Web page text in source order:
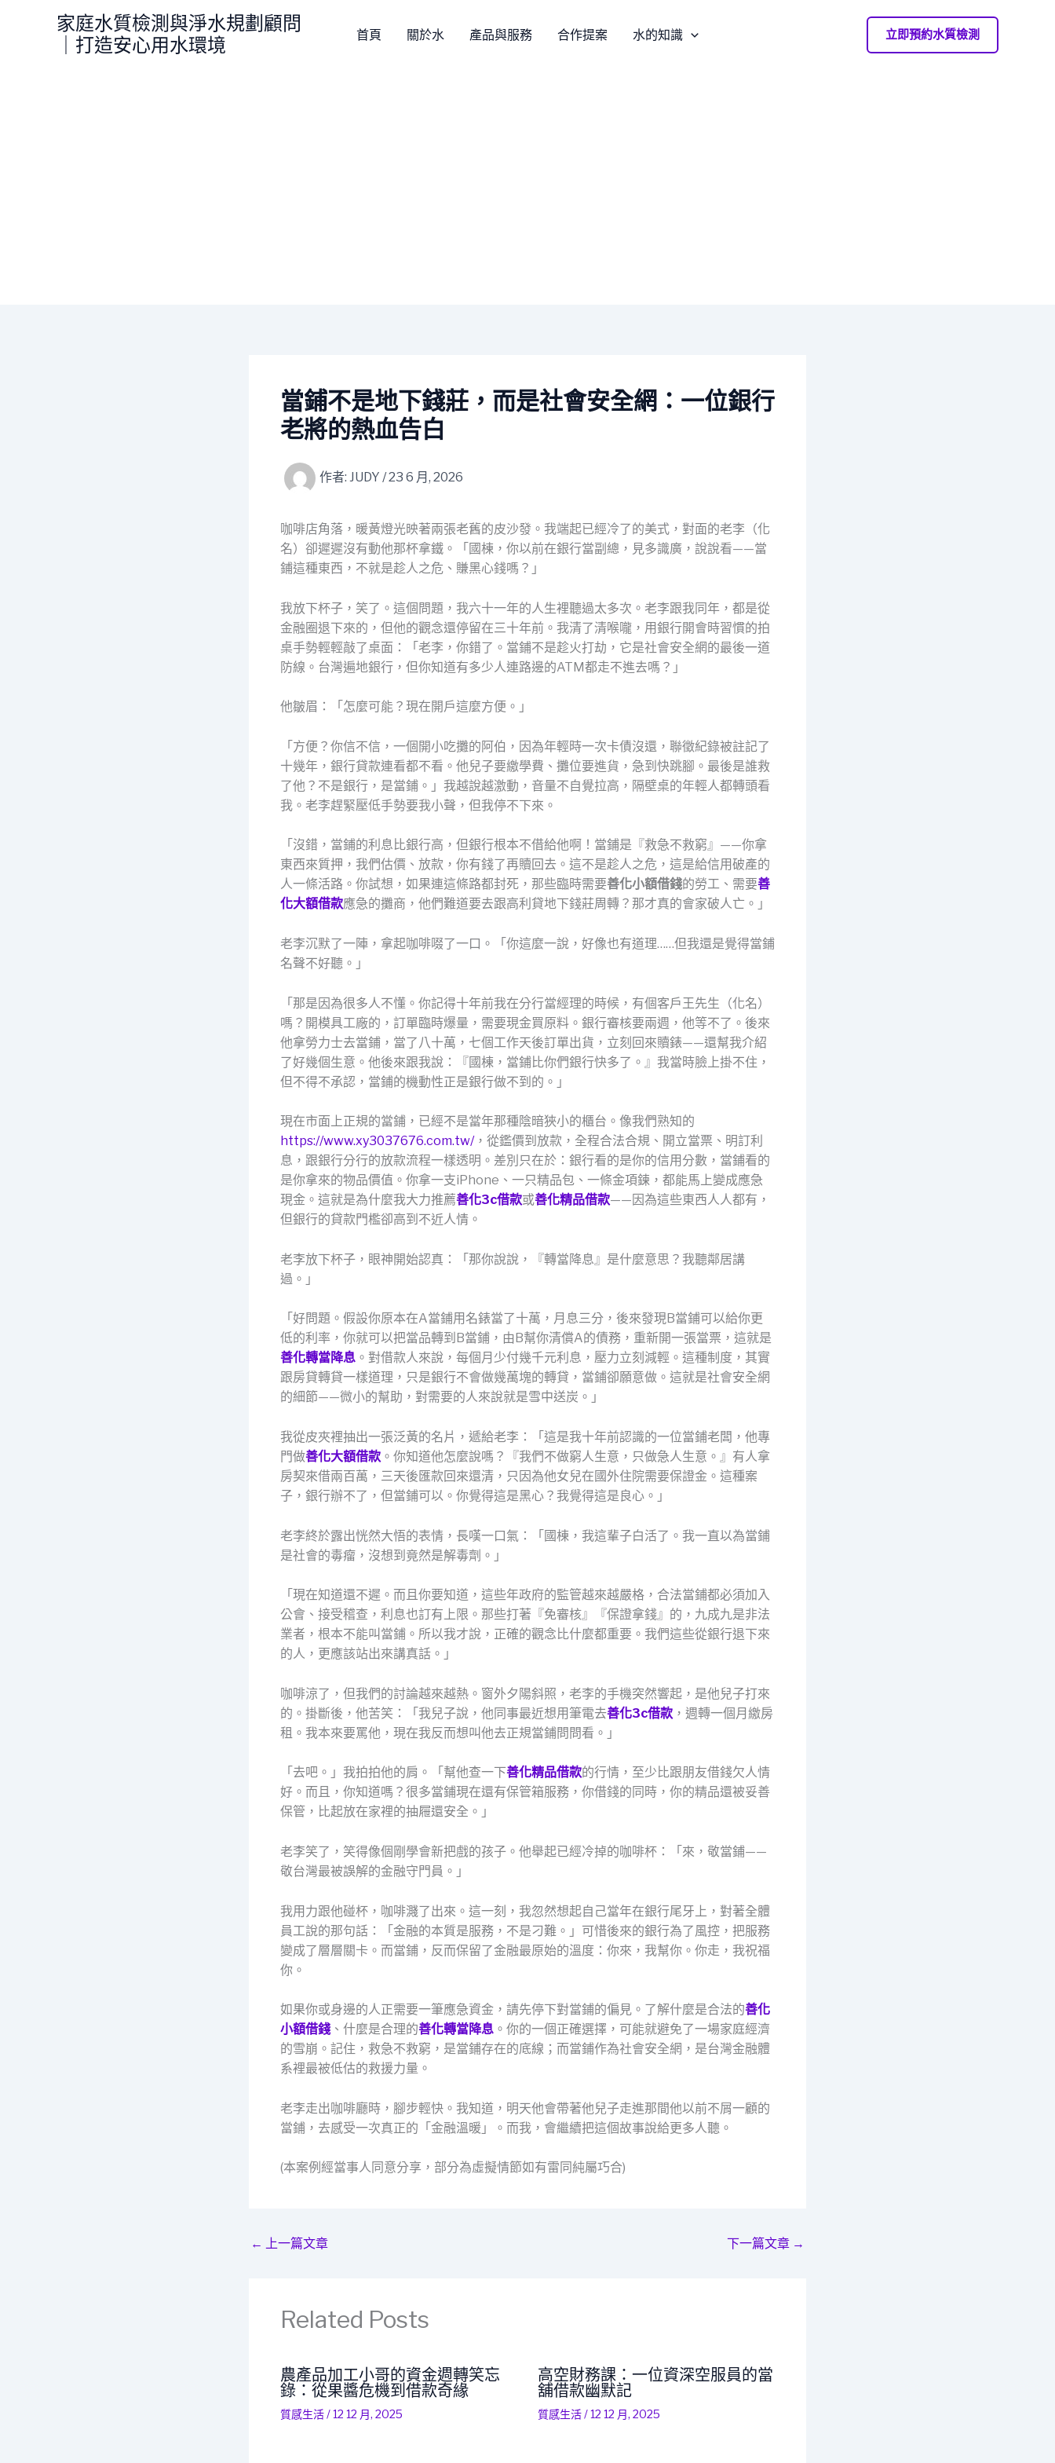
家庭水質檢測與淨水規劃顧問
｜打造安心用水環境
首頁 關於水 產品與服務 合作提案 水的知識 立即預約水質檢測
當鋪不是地下錢莊，而是社會安全網：一位銀行
老將的熱血告白
作者: JUDY /23 6 月, 2026
咖啡店角落，暖黃燈光映著兩張老舊的皮沙發。我端起已經冷了的美式，對面的老李（化
名）卻遲遲沒有動他那杯拿鐵。「國棟，你以前在銀行當副總，見多識廣，說說看——當
鋪這種東西，不就是趁人之危、賺黑心錢嗎？」
我放下杯子，笑了。這個問題，我六十一年的人生裡聽過太多次。老李跟我同年，都是從
金融圈退下來的，但他的觀念還停留在三十年前。我清了清喉嚨，用銀行開會時習慣的拍
桌手勢輕輕敲了桌面：「老李，你錯了。當鋪不是趁火打劫，它是社會安全網的最後一道
防線。台灣遍地銀行，但你知道有多少人連路邊的ATM都走不進去嗎？」
他皺眉：「怎麼可能？現在開戶這麼方便。」
「方便？你信不信，一個開小吃攤的阿伯，因為年輕時一次卡債沒還，聯徵紀錄被註記了
十幾年，銀行貸款連看都不看。他兒子要繳學費、攤位要進貨，急到快跳腳。最後是誰救
了他？不是銀行，是當鋪。」我越說越激動，音量不自覺拉高，隔壁桌的年輕人都轉頭看
我。老李趕緊壓低手勢要我小聲，但我停不下來。
「沒錯，當鋪的利息比銀行高，但銀行根本不借給他啊！當鋪是『救急不救窮』——你拿
東西來質押，我們估價、放款，你有錢了再贖回去。這不是趁人之危，這是給信用破產的
人一條活路。你試想，如果連這條路都封死，那些臨時需要善化小額借錢的勞工、需要善
化大額借款應急的攤商，他們難道要去跟高利貸地下錢莊周轉？那才真的會家破人亡。」
老李沉默了一陣，拿起咖啡啜了一口。「你這麼一說，好像也有道理……但我還是覺得當鋪
名聲不好聽。」
「那是因為很多人不懂。你記得十年前我在分行當經理的時候，有個客戶王先生（化名）
嗎？開模具工廠的，訂單臨時爆量，需要現金買原料。銀行審核要兩週，他等不了。後來
他拿勞力士去當鋪，當了八十萬，七個工作天後訂單出貨，立刻回來贖錶——還幫我介紹
了好幾個生意。他後來跟我說：『國棟，當鋪比你們銀行快多了。』我當時臉上掛不住，
但不得不承認，當鋪的機動性正是銀行做不到的。」
現在市面上正規的當鋪，已經不是當年那種陰暗狹小的櫃台。像我們熟知的
https://www.xy3037676.com.tw/，從鑑價到放款，全程合法合規、開立當票、明訂利
息，跟銀行分行的放款流程一樣透明。差別只在於：銀行看的是你的信用分數，當鋪看的
是你拿來的物品價值。你拿一支iPhone、一只精品包、一條金項鍊，都能馬上變成應急
現金。這就是為什麼我大力推薦善化3c借款或善化精品借款——因為這些東西人人都有，
但銀行的貸款門檻卻高到不近人情。
老李放下杯子，眼神開始認真：「那你說說，『轉當降息』是什麼意思？我聽鄰居講
過。」
「好問題。假設你原本在A當鋪用名錶當了十萬，月息三分，後來發現B當鋪可以給你更
低的利率，你就可以把當品轉到B當鋪，由B幫你清償A的債務，重新開一張當票，這就是
善化轉當降息 。對借款人來說，每個月少付幾千元利息，壓力立刻減輕。這種制度，其實
跟房貸轉貸一樣道理，只是銀行不會做幾萬塊的轉貸，當鋪卻願意做。這就是社會安全網
的細節——微小的幫助，對需要的人來說就是雪中送炭。」
我從皮夾裡抽出一張泛黃的名片，遞給老李：「這是我十年前認識的一位當鋪老闆，他專
門做善化大額借款 。你知道他怎麼說嗎？『我們不做窮人生意，只做急人生意。』有人拿
房契來借兩百萬，三天後匯款回來還清，只因為他女兒在國外住院需要保證金。這種案
子，銀行辦不了，但當鋪可以。你覺得這是黑心？我覺得這是良心。」
老李終於露出恍然大悟的表情，長嘆一口氣：「國棟，我這輩子白活了。我一直以為當鋪
是社會的毒瘤，沒想到竟然是解毒劑。」
「現在知道還不遲。而且你要知道，這些年政府的監管越來越嚴格，合法當鋪都必須加入
公會、接受稽查，利息也訂有上限。那些打著『免審核』『保證拿錢』的，九成九是非法
業者，根本不能叫當鋪。所以我才說，正確的觀念比什麼都重要。我們這些從銀行退下來
的人，更應該站出來講真話。」
咖啡涼了，但我們的討論越來越熱。窗外夕陽斜照，老李的手機突然響起，是他兒子打來
的。掛斷後，他苦笑：「我兒子說，他同事最近想用筆電去善化3c借款 ，週轉一個月繳房
租。我本來要罵他，現在我反而想叫他去正規當鋪問問看。」
「去吧。」我拍拍他的肩。「幫他查一下善化精品借款的行情，至少比跟朋友借錢欠人情
好。而且，你知道嗎？很多當鋪現在還有保管箱服務，你借錢的同時，你的精品還被妥善
保管，比起放在家裡的抽屜還安全。」
老李笑了，笑得像個剛學會新把戲的孩子。他舉起已經冷掉的咖啡杯：「來，敬當鋪——
敬台灣最被誤解的金融守門員。」
我用力跟他碰杯，咖啡濺了出來。這一刻，我忽然想起自己當年在銀行尾牙上，對著全體
員工說的那句話：「金融的本質是服務，不是刁難。」可惜後來的銀行為了風控，把服務
變成了層層關卡。而當鋪，反而保留了金融最原始的溫度：你來，我幫你。你走，我祝福
你。
如果你或身邊的人正需要一筆應急資金，請先停下對當鋪的偏見。了解什麼是合法的善化
小額借錢 、什麼是合理的善化轉當降息 。你的一個正確選擇，可能就避免了一場家庭經濟
的雪崩。記住，救急不救窮，是當鋪存在的底線；而當鋪作為社會安全網，是台灣金融體
系裡最被低估的救援力量。
老李走出咖啡廳時，腳步輕快。我知道，明天他會帶著他兒子走進那間他以前不屑一顧的
當鋪，去感受一次真正的「金融溫暖」。而我，會繼續把這個故事說給更多人聽。
(本案例經當事人同意分享，部分為虛擬情節如有雷同純屬巧合)
← 上一篇文章 下一篇文章 →
Related Posts
農產品加工小哥的資金週轉笑忘
錄：從果醬危機到借款奇緣
質感生活/12 12 月, 2025
高空財務課：一位資深空服員的當
舖借款幽默記
質感生活/12 12 月, 2025